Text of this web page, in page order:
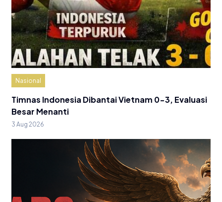
Nasional
Timnas Indonesia Dibantai Vietnam 0-3, Evaluasi
Besar Menanti
3 Aug 2026